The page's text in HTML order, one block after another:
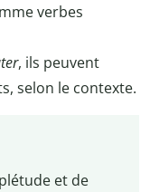
verbes
, ils peuvent
selon le contexte.
et de